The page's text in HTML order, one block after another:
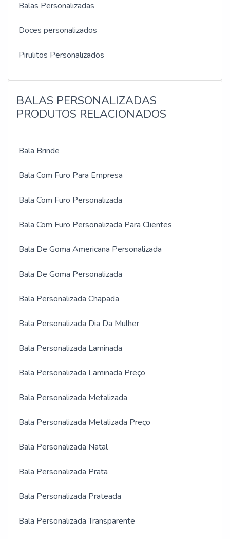
Balas Personalizadas
Doces personalizados
Pirulitos Personalizados
BALAS PERSONALIZADAS
PRODUTOS RELACIONADOS
Bala Brinde
Bala Com Furo Para Empresa
Bala Com Furo Personalizada
Bala Com Furo Personalizada Para Clientes
Bala De Goma Americana Personalizada
Bala De Goma Personalizada
Bala Personalizada Chapada
Bala Personalizada Dia Da Mulher
Bala Personalizada Laminada
Bala Personalizada Laminada Preço
Bala Personalizada Metalizada
Bala Personalizada Metalizada Preço
Bala Personalizada Natal
Bala Personalizada Prata
Bala Personalizada Prateada
Bala Personalizada Transparente